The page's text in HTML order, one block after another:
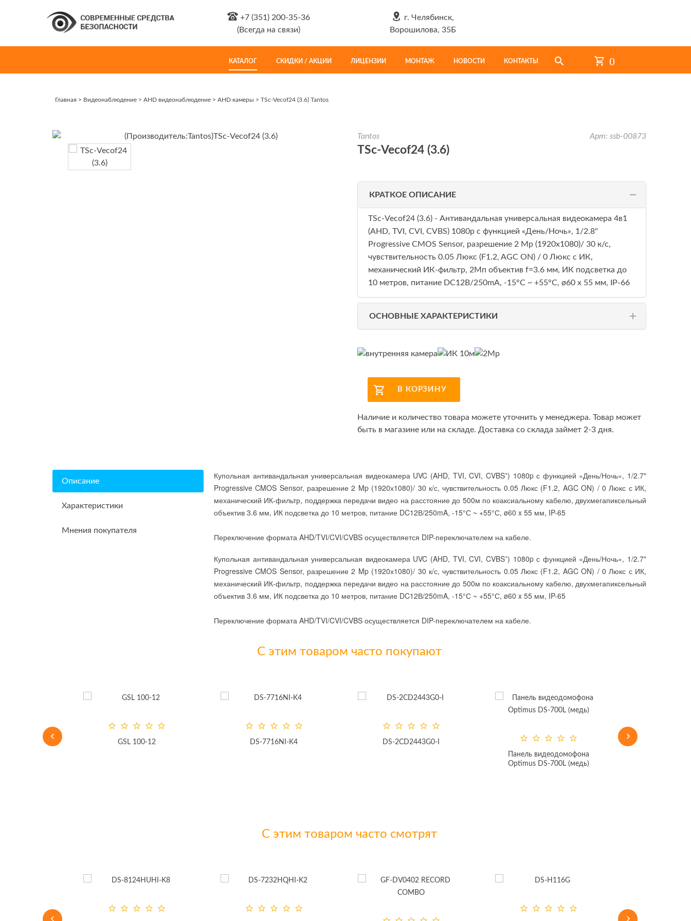
+7 (351) 200-35-36
(Всегда на связи)
г. Челябинск,
Ворошилова, 35Б
КАТАЛОГ СКИДКИ / АКЦИИ ЛИЦЕНЗИИ МОНТАЖ НОВОСТИ КОНТАКТЫ 0
Главная > Видеонаблюдение > AHD видеонаблюдение > AHD камеры > TSc-Vecof24 (3.6) Tantos
Tantos Арт: ssb-00873
TSc-Vecof24 (3.6)
КРАТКОЕ ОПИСАНИЕ
TSc-Vecof24 (3.6) - Антивандальная универсальная видеокамера 4в1
(AHD, TVI, CVI, CVBS) 1080p с функцией «День/Ночь», 1/2.8"
Progressive CMOS Sensor, разрешение 2 Mp (1920х1080)/ 30 к/с,
чувствительность 0.05 Люкс (F1.2, AGC ON) / 0 Люкс с ИК,
механический ИК-фильтр, 2Мп объектив f=3.6 мм, ИК подсветка до
10 метров, питание DC12В/250mA, -15°С ~ +55°С, ø60 x 55 мм, IP-66
ОСНОВНЫЕ ХАРАКТЕРИСТИКИ
В КОРЗИНУ
Наличие и количество товара можете уточнить у менеджера. Товар может
быть в магазине или на складе. Доставка со склада займет 2-3 дня.
Описание
Характеристики
Мнения покупателя
Купольная антивандальная универсальная видеокамера UVC (AHD, TVI, CVI, CVBS*) 1080p с функцией «День/Ночь», 1/2.7"
Progressive CMOS Sensor, разрешение 2 Mp (1920х1080)/ 30 к/с, чувствительность 0.05 Люкс (F1.2, AGC ON) / 0 Люкс с ИК,
механический ИК-фильтр, поддержка передачи видео на расстояние до 500м по коаксиальному кабелю, двухмегапиксельный
объектив 3.6 мм, ИК подсветка до 10 метров, питание DC12В/250mA, -15°С ~ +55°С, ø60 x 55 мм, IP-65
Переключение формата AHD/TVI/CVI/CVBS осуществляется DIP-переключателем на кабеле.
Купольная антивандальная универсальная видеокамера UVC (AHD, TVI, CVI, CVBS*) 1080p с функцией «День/Ночь», 1/2.7"
Progressive CMOS Sensor, разрешение 2 Mp (1920х1080)/ 30 к/с, чувствительность 0.05 Люкс (F1.2, AGC ON) / 0 Люкс с ИК,
механический ИК-фильтр, поддержка передачи видео на расстояние до 500м по коаксиальному кабелю, двухмегапиксельный
объектив 3.6 мм, ИК подсветка до 10 метров, питание DC12В/250mA, -15°С ~ +55°С, ø60 x 55 мм, IP-65
Переключение формата AHD/TVI/CVI/CVBS осуществляется DIP-переключателем на кабеле.
С этим товаром часто покупают
GSL 100-12 DS-7716NI-K4
DS-2CD2443G0-I
Панель видеодомофона
Optimus DS-700L (медь)
С этим товаром часто смотрят